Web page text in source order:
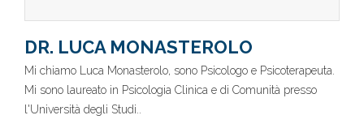
DR. LUCA MONASTEROLO
Mi chiamo Luca Monasterolo, sono Psicologo e Psicoterapeuta.
Mi sono laureato in Psicologia Clinica e di Comunità presso
l'Università degli Studi..